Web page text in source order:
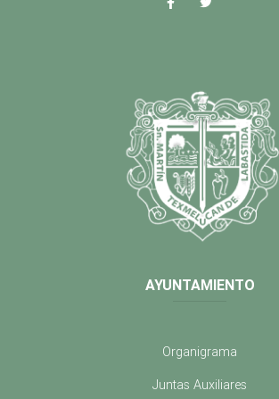
AYUNTAMIENTO
Organigrama
Juntas Auxiliares